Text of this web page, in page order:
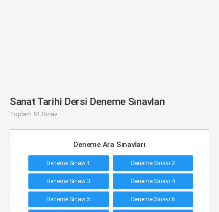
Sanat Tarihi Dersi Deneme Sınavları
Toplam 51 Sınav
Deneme Ara Sınavları
Deneme Sınavı 1 Deneme Sınavı 2
Deneme Sınavı 3 Deneme Sınavı 4
Deneme Sınavı 5 Deneme Sınavı 6